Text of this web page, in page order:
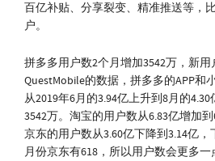
百亿补贴、分享裂变、精准推送等，
户。
拼多多用户数2个月增加3542万，新
QuestMobile的数据，拼多多的APP和
从2019年6月的3.94亿上升到8月的
3542万。淘宝的用户数从6.83亿增加到
京东的用户数从3.60亿下降到3.14亿
月份京东有618，所以用户数会更多